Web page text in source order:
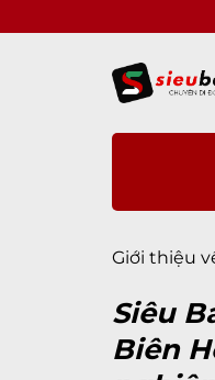
qua
Giới thiệu
Siêu
Biên